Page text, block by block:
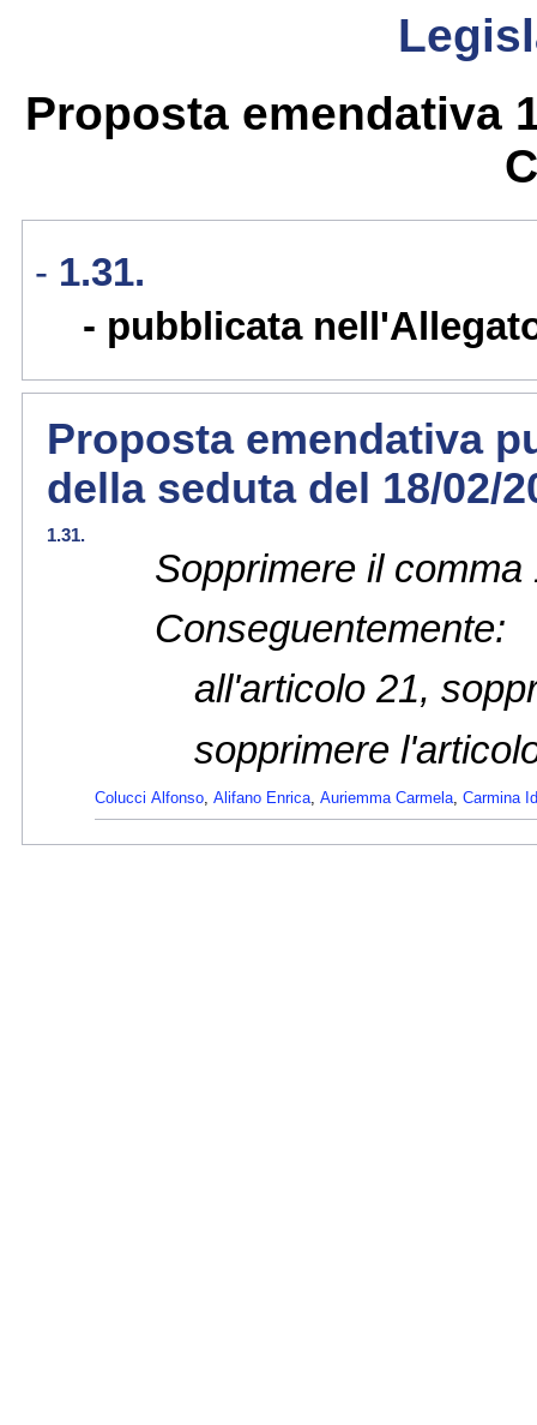
Proposta emendativa
1.31.
pubblicata
Proposta emendativa
della seduta del 18/02/
1.31.
Sopprimere il comma
Conseguentemente:
all'articolo 21,
sopprimere
Colucci Alfonso Alifano Enrica Auriemma Carmela Carmina